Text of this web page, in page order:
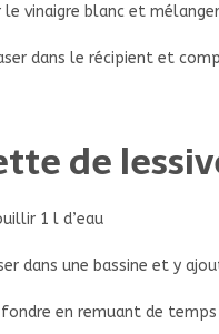
vinaigre blanc et
dans le récipient et
de
1 l d’eau
dans une bassine et y
fondre en remuant de